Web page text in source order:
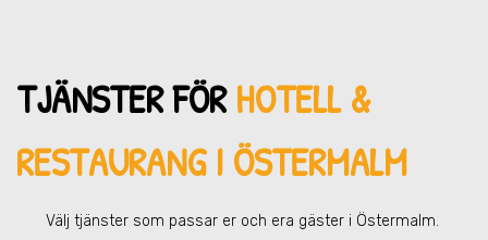
TJÄNSTER FÖRHOTELL &
RESTAURANG I ÖSTERMALM
Välj tjänster som passar er och era gäster i Östermalm.